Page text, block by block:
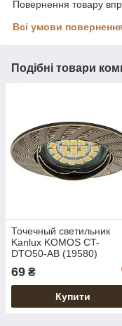
Повернення товару
Всі умови
Подібні товари
Точечный светильник
Kanlux KOMOS CT-
DTO50-AB (19580)
69 ₴
Купити